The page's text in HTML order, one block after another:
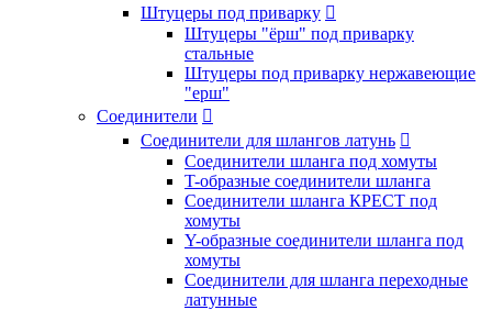
Штуцеры под приварку 
Штуцеры "ёрш" под приварку
стальные
Штуцеры под приварку нержавеющие
"ерш"
Соединители 
Соединители для шлангов латунь 
Соединители шланга под хомуты
T-образные соединители шланга
Соединители шланга КРЕСТ под
хомуты
Y-образные соединители шланга под
хомуты
Соединители для шланга переходные
латунные